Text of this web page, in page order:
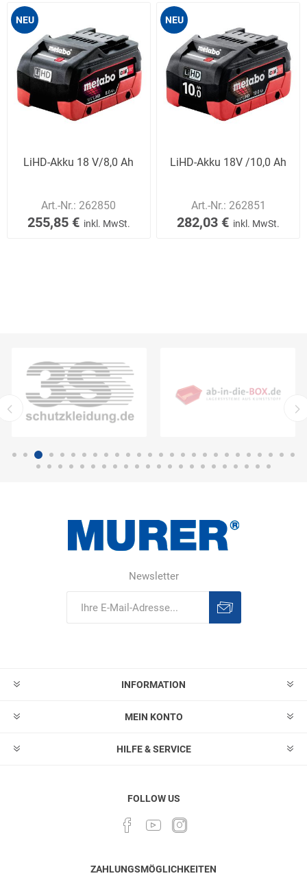
NEU
LiHD-Akku 18 V/8,0 Ah
Art.-Nr.: 262850
255,85 € inkl. MwSt.
NEU
LiHD-Akku 18V /10,0 Ah
Art.-Nr.: 262851
282,03 € inkl. MwSt.
Newsletter
INFORMATION
MEIN KONTO
HILFE & SERVICE
FOLLOW US
ZAHLUNGSMÖGLICHKEITEN